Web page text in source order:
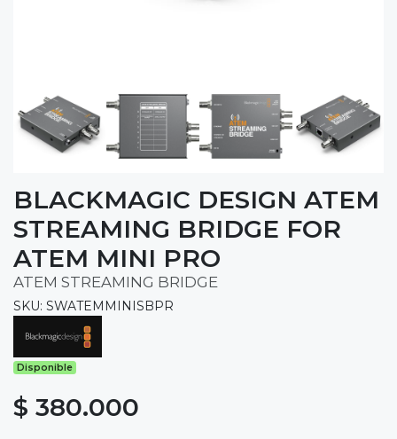
BLACKMAGIC DESIGN ATEM
STREAMING BRIDGE FOR
ATEM MINI PRO
ATEM STREAMING BRIDGE
SKU: SWATEMMINISBPR
Disponible
$ 380.000